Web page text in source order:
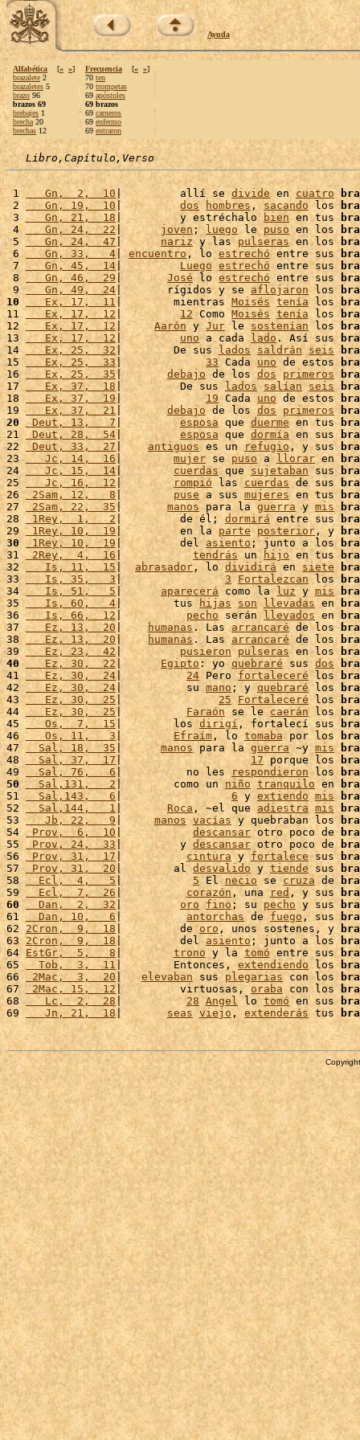
Ayuda
Alfabética [« »]
brazalete 2
brazaletes 5
brazo 96
brazos 69
brebajes 1
brecha 20
brechas 12
Frecuencia [« »]
70 ten
70 trompetas
69 apóstoles
69 brazos
69 carneros
69 enfermo
69 entraron
Libro,Capítulo,Verso
1
   Gn,  2,  10
|         allí se divide en cuatro
2
   Gn, 19,  10
| dos hombres, sacando los
3
   Gn, 21,  18
|         y estréchalo bien en tus
4
   Gn, 24,  22
| joven ; luego le puso en los
5
   Gn, 24,  47
| nariz y las pulseras en los
6
   Gn, 33,   4
| encuentro , lo estrechó entre sus
7
   Gn, 45,  14
| Luego estrechó entre sus
8
   Gn, 46,  29
| José lo estrechó entre sus
9
   Gn, 49,  24
|       rígidos y se aflojaron los
10
   Ex, 17,  11
|        mientras Moisés tenía los
11
   Ex, 17,  12
| 12 Como Moisés tenía los
12
   Ex, 17,  12
| Aarón y Jur le sostenían los
13
   Ex, 17,  12
| uno a cada lado. Así sus
14
   Ex, 25,  32
|        De sus lados saldrán seis
15
   Ex, 25,  33
| 33 Cada uno de estos
16
   Ex, 25,  35
| debajo de los dos primeros
17
   Ex, 37,  18
|         De sus lados salían seis
18
   Ex, 37,  19
| 19 Cada uno de estos
19
   Ex, 37,  21
| debajo de los dos primeros
20
Deut, 13,   7 | esposa que duerme en tus
21
Deut, 28,  54| esposa que dormía en sus
22
Deut, 33,  27| antiguos es un refugio , y sus
23
   Jc, 14,  16
| mujer se puso a llorar en
24
   Jc, 15,  14
| cuerdas que sujetaban sus
25
   Jc, 16,  12
| rompió las cuerdas de sus
26 2Sam, 12,   8 | puse a sus mujeres en tus
27
2Sam, 22,  35| manos para la guerra y mis
28 1Rey,  1,   2 |         de él; dormirá entre sus
29 1Rey, 10,  19 |         en la parte posterior , y
30
1Rey, 10,  19|         del asiento ; junto a los
31 2Rey,  4,  16 | tendrás un hijo en tus
32
   Is, 11,  15
| abrasador , lo dividirá en siete
33
   Is, 35,   3
| 3 Fortalezcan los
34
   Is, 51,   5
| aparecerá como la luz y mis
35
   Is, 60,   4
|        tus hijas son llevadas en
36
   Is, 66,  12
| pecho serán llevados en
37
   Ez, 13,  20
| humanas . Las arrancaré de los
38
   Ez, 13,  20
| humanas . Las arrancaré de los
39
   Ez, 23,  42
| pusieron pulseras en los
40
   Ez, 30,  22
| Egipto: yo quebraré sus dos
41
   Ez, 30,  24
| 24 Pero fortaleceré los
42
   Ez, 30,  24
|          su mano; y quebraré los
43
   Ez, 30,  25
| 25 Fortaleceré los
44
   Ez, 30,  25
| Faraón se le caerán los
45
   Os,  7,  15
|        los dirigí, fortalecí sus
46
   Os, 11,   3
| Efraím , lo tomaba por los
47
  Sal, 18,  35
| manos para la guerra ~y mis
48
  Sal, 37,  17
| 17 porque los
49
  Sal, 76,   6
|          no les respondieron los
50
  Sal,131,   2
|        como un niño tranquilo en
51
  Sal,143,   6
| 6 y extiendo mis
52
  Sal,144,   1
| Roca , ~el que adiestra mis
53
   Jb, 22,   9
| manos vacías y quebraban los
54 Prov,  6,  10 | descansar otro poco de
55
Prov, 24,  33|         y descansar otro poco de
56 Prov, 31,  17| cintura y fortalece sus
57 Prov, 31,  20|        al desvalido y tiende sus
58
  Ecl,  4,   5
| 5 El necio se cruza de
59
  Ecl,  7,  26
| corazón, una red , y sus
60
  Dan,  2,  32
| oro fino; su pecho y sus
61
  Dan, 10,   6
| antorchas de fuego , sus
62 2Cron,  9,  18 |         de oro , unos sostenes, y
63 2Cron,  9,  18|         del asiento; junto a los
64 EstGr,  5,   8 | trono y la tomó entre sus
65
  Tob,  3,  11
|        Entonces, extendiendo los
66
2Mac,  3,  20| elevaban sus plegarias con los
67 2Mac, 15,  12 |         virtuosas, oraba con los
68
   Lc,  2,  28
| 28 Angel lo tomó en sus
69
   Jn, 21,  18
| seas viejo, extenderás tus